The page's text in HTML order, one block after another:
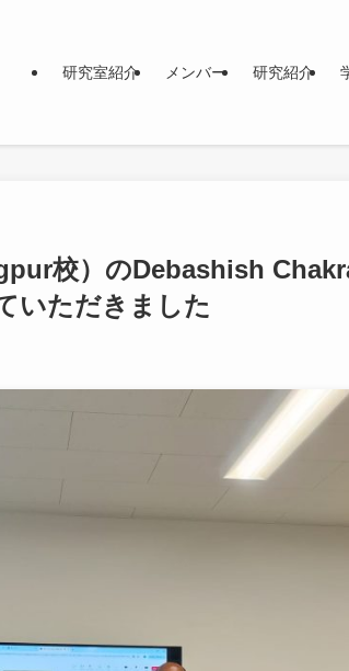
研究室紹介 メンバー 研究紹介
校）のDebashish
いただきました